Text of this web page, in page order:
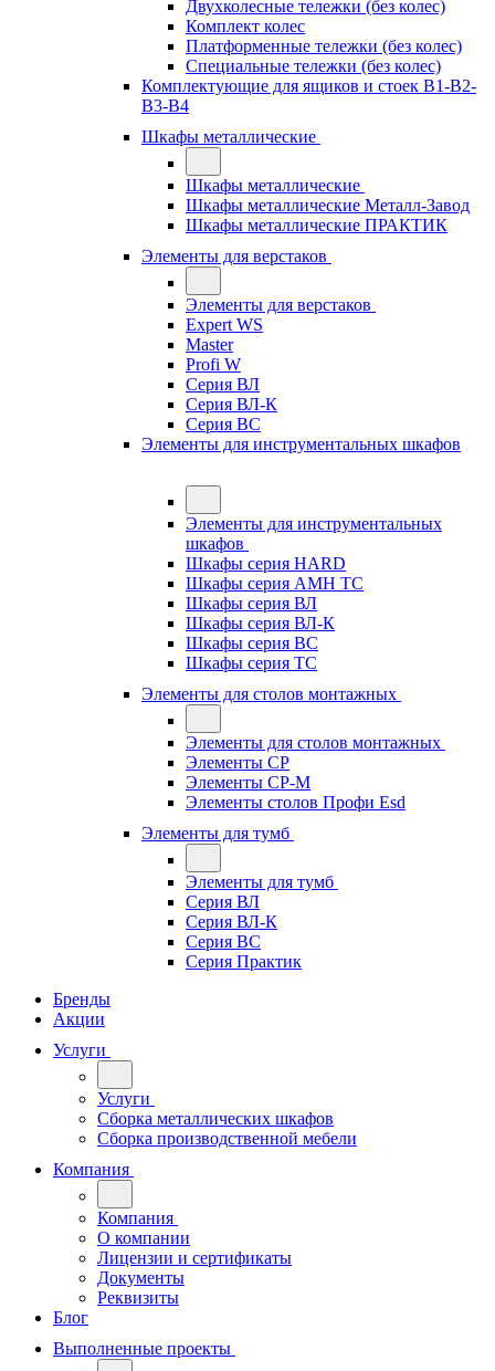
Двухколесные тележки (без колес)
Комплект колес
Платформенные тележки (без колес)
Специальные тележки (без колес)
Комплектующие для ящиков и стоек В1-В2-
В3-В4
Шкафы металлические
Шкафы металлические
Шкафы металлические Металл-Завод
Шкафы металлические ПРАКТИК
Элементы для верстаков
Элементы для верстаков
Expert WS
Master
Profi W
Серия ВЛ
Серия ВЛ-К
Серия ВС
Элементы для инструментальных шкафов
Элементы для инструментальных
шкафов
Шкафы серия HARD
Шкафы серия АМН ТС
Шкафы серия ВЛ
Шкафы серия ВЛ-К
Шкафы серия ВС
Шкафы серия ТС
Элементы для столов монтажных
Элементы для столов монтажных
Элементы СР
Элементы СР-М
Элементы столов Профи Esd
Элементы для тумб
Элементы для тумб
Серия ВЛ
Серия ВЛ-К
Серия ВС
Серия Практик
Бренды
Акции
Услуги
Услуги
Сборка металлических шкафов
Сборка производственной мебели
Компания
Компания
О компании
Лицензии и сертификаты
Документы
Реквизиты
Блог
Выполненные проекты